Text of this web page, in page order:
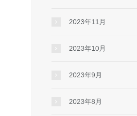
2023年11月
2023年10月
2023年9月
2023年8月